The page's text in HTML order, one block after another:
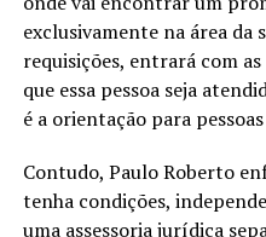
exclusivamente na área da
requisições, entrará com
que essa pessoa seja
é a orientação para
Contudo, Paulo Roberto
tenha condições,
uma assessoria jurídica